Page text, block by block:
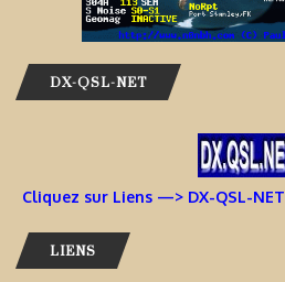
DX-QSL-NET
Cliquez sur Liens —> DX-QSL-NET
LIENS